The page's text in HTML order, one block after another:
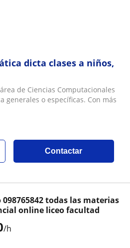
dicta clases a niños,
de Ciencias Computacionales
generales o específicas. Con más
Contactar
/h
todas las materias
online liceo facultad